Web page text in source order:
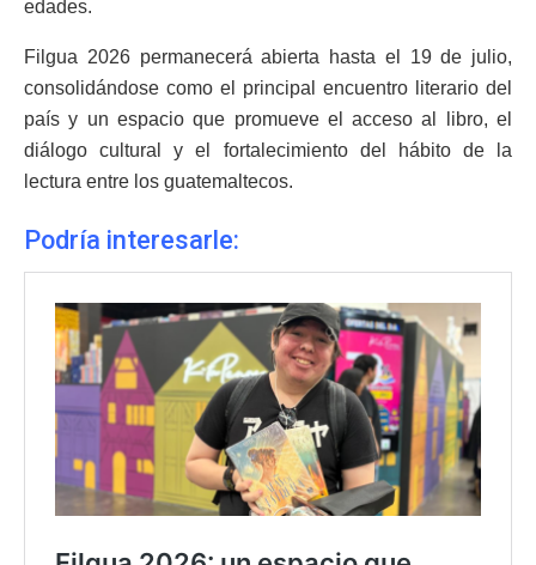
edades.
Filgua 2026 permanecerá abierta hasta el 19 de julio,
consolidándose como el principal encuentro literario del
país y un espacio que promueve el acceso al libro, el
diálogo cultural y el fortalecimiento del hábito de la
lectura entre los guatemaltecos.
Podría interesarle: